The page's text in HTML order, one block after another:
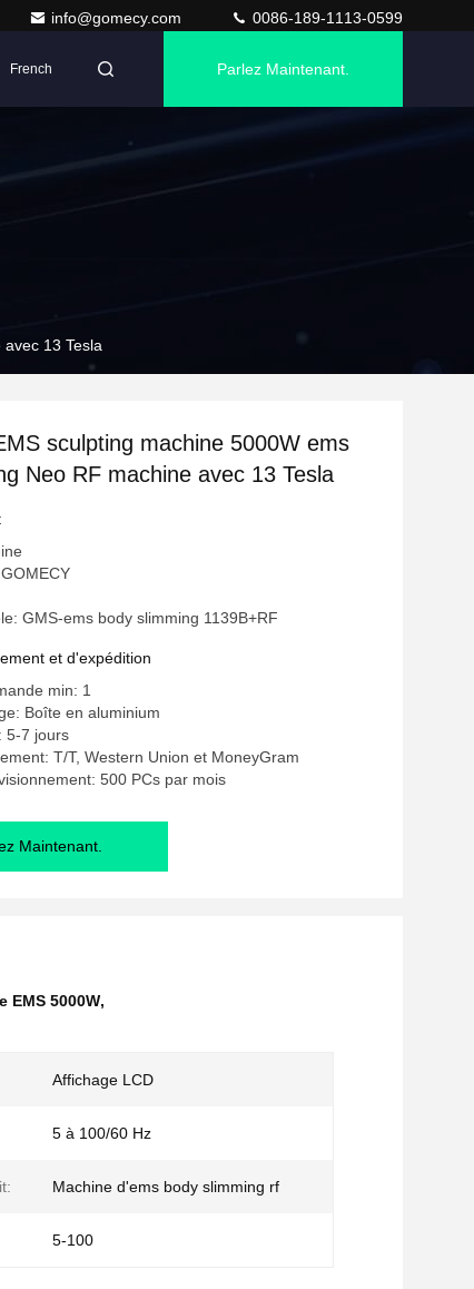
info@gomecy.com 0086-189-1113-0599
French Parlez Maintenant.
13 Tesla
sculpting machine 5000W ems
Neo RF machine avec 13 Tesla
GMS-ems body slimming 1139B+RF
et d'expédition
min: 1
Boîte en aluminium
5-7 jours
T/T, Western Union et MoneyGram
500 PCs par mois
Maintenant.
EMS 5000W,
Affichage LCD
5 à 100/60 Hz
Machine d'ems body slimming rf
5-100